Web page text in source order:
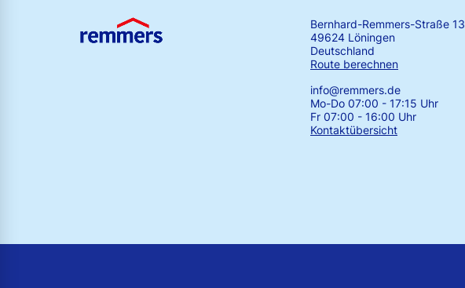
Bernhard-Remmers-Straße 13
49624 Löningen
Deutschland
Route berechnen
info@remmers.de
Mo-Do 07:00 - 17:15 Uhr
Fr 07:00 - 16:00 Uhr
Kontaktübersicht